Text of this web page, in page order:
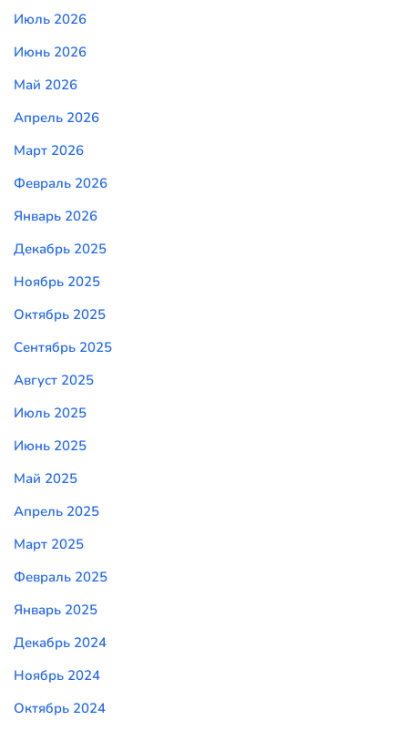
Июль 2026
Июнь 2026
Май 2026
Апрель 2026
Март 2026
Февраль 2026
Январь 2026
Декабрь 2025
Ноябрь 2025
Октябрь 2025
Сентябрь 2025
Август 2025
Июль 2025
Июнь 2025
Май 2025
Апрель 2025
Март 2025
Февраль 2025
Январь 2025
Декабрь 2024
Ноябрь 2024
Октябрь 2024